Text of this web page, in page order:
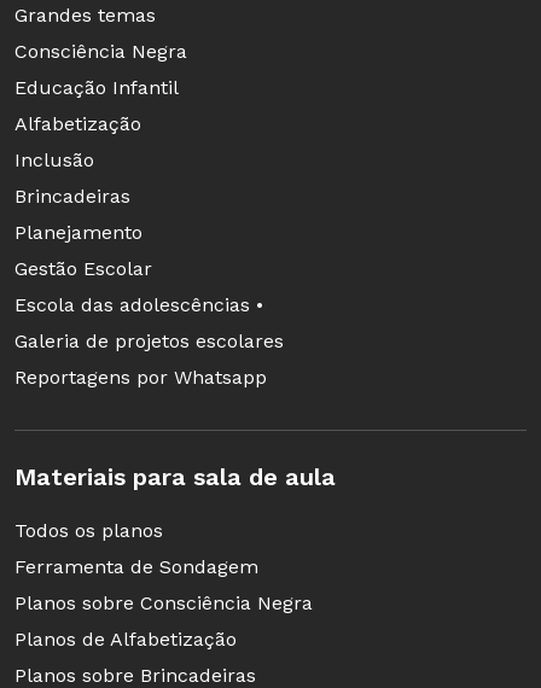
Grandes temas
Consciência Negra
Educação Infantil
Alfabetização
Inclusão
Brincadeiras
Planejamento
Gestão Escolar
Escola das adolescências •
Galeria de projetos escolares
Reportagens por Whatsapp
Materiais para sala de aula
Todos os planos
Ferramenta de Sondagem
Planos sobre Consciência Negra
Planos de Alfabetização
Planos sobre Brincadeiras